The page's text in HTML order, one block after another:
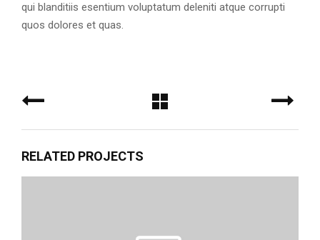
qui blanditiis esentium voluptatum deleniti atque corrupti
quos dolores et quas.
RELATED PROJECTS